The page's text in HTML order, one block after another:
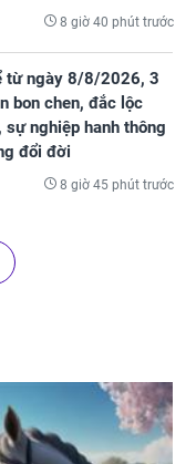
8 giờ 40 phút trước
từ ngày 8/8/2026, 3
bon chen, đắc lộc
nghiệp hanh thông
đổi đời
8 giờ 45 phút trước